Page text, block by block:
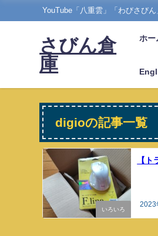
YouTube「八重雲」「わびさび
さびん倉
庫
ホー
digioの記事一覧
いろいろ
【
2023